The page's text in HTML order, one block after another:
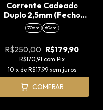
Corrente Cadeado
Duplo 2,5mm (Fecho
Gaveta) + Pingente Cruz
Amarrada (M)
70cm 60cm
R$250,00 R$179,90
R$170,91 com Pix
10 x de R$17,99 sem juros
COMPRAR